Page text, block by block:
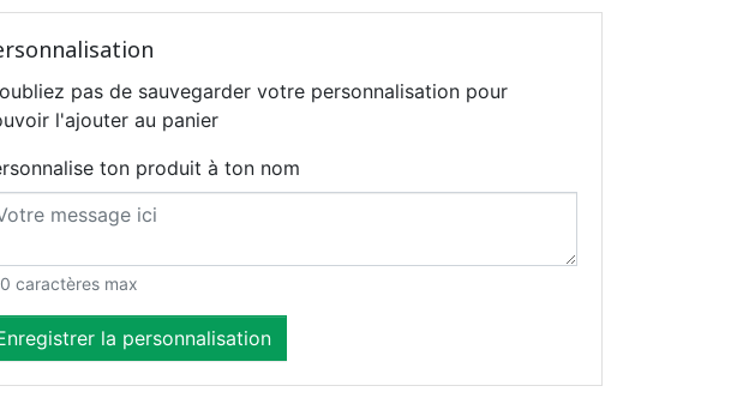
pas de sauvegarder votre personnalisation pour
l'ajouter au panier
ton produit à ton nom
caractères max
la personnalisation